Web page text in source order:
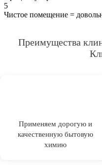
5
Чистое помещение =
Преимущества
Применяем дорогую и
качественную бытовую
химию